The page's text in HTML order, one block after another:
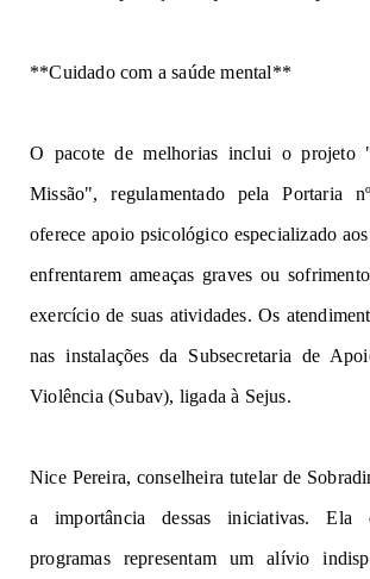
**Cuidadocom asaúde mental**
O pacote demelhorias inclui o projeto
Missão",regulamentado pela Portaria
oferece apoio psicológico especializado
enfrentarem ameaças graves ou sofrimento
exercício de suas atividades.Os
nas instalações da Subsecretaria de
Violência (Subav), ligada à Sejus.
Nice Pereira, conselheira tutelar de
aimportânciadessas iniciativas. Ela
programas representam um alívio indis